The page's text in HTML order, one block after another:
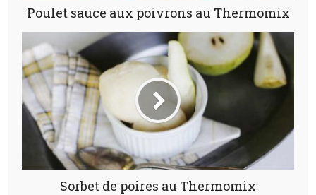
Poulet sauce aux poivrons au Thermomix
Sorbet de poires au Thermomix